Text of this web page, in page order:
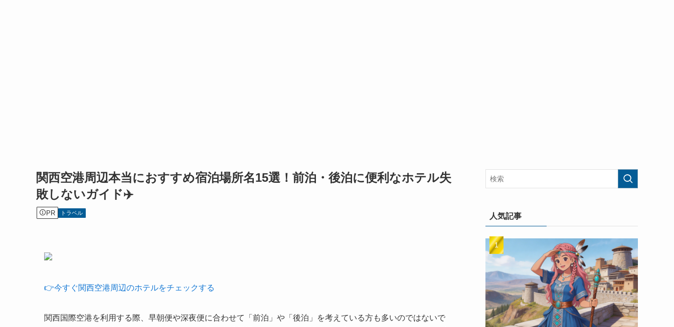
関西空港周辺本当におすすめ宿泊場所名15選！前泊・後泊に便利なホテル失
敗しないガイド✈️
PR トラベル
👉今すぐ関西空港周辺のホテルをチェックする
関西国際空港を利用する際、早朝便や深夜便に合わせて「前泊」や「後泊」を考えている方も多いのではないで
人気記事